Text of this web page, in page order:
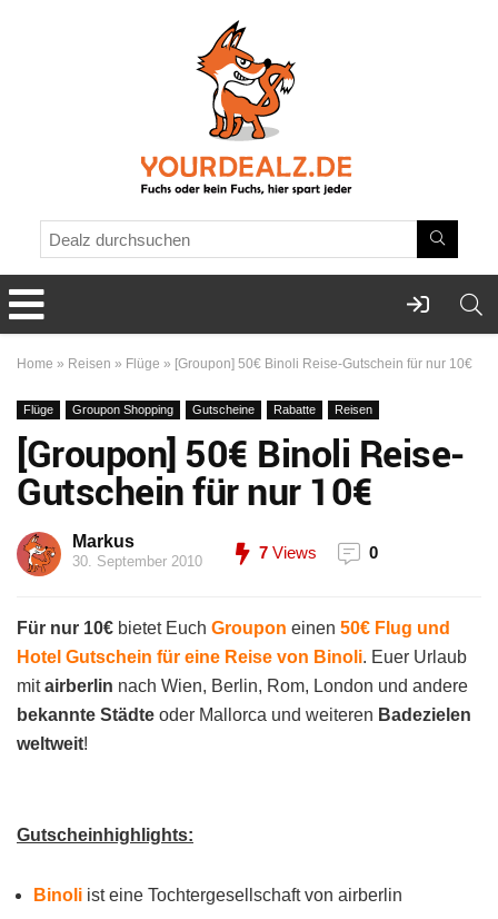
Home » Reisen » Flüge » [Groupon] 50€ Binoli Reise-Gutschein für nur 10€
Flüge Groupon Shopping Gutscheine Rabatte Reisen
[Groupon] 50€ Binoli Reise-
Gutschein für nur 10€
Markus
30. September 2010 7 Views 0
Für nur 10€ bietet Euch Groupon einen 50€ Flug und
Hotel Gutschein für eine Reise von Binoli. Euer Urlaub
mitairberlin nach Wien, Berlin, Rom, London und andere
bekannte Städte oder Mallorca und weiteren Badezielen
weltweit!
Gutscheinhighlights:
Binoli ist eine Tochtergesellschaft von airberlin